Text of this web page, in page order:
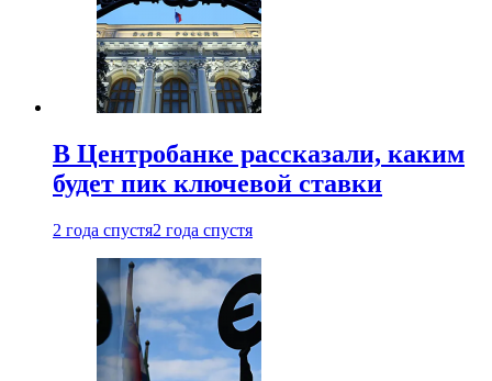
В Центробанке рассказали, каким
будет пик ключевой ставки
2 года спустя2 года спустя